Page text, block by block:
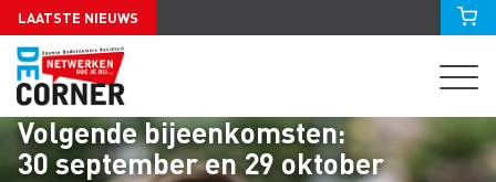
LAATSTE NIEUWS
Volgende bijeenkomsten:
30 september en 29 oktober